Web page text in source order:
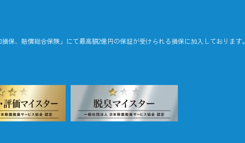
、賠償総合保険」にて最高額2億円の保証が受けられる損保に加入しております。